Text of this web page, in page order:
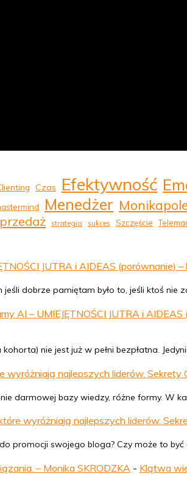
Czas Efektywność
Menedżer
strategia sukces Szczęście
JUTRA i AIDEAS (porównanie)
dobrze pamiętam było to, jeśli ktoś nie
AI – UMIEJĘTNOŚCI JUTRA i
nie jest już w pełni bezpłatna.
wyróżniają najlepszych liderów. Sekrety
darmowej bazy wiedzy, różne formy. W
wyróżniają najlepszych liderów.
promocji swojego bloga? Czy może to
– Monika SKRODZKA - Klątwa